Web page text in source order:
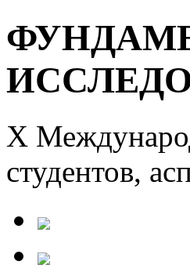
X
студентов,